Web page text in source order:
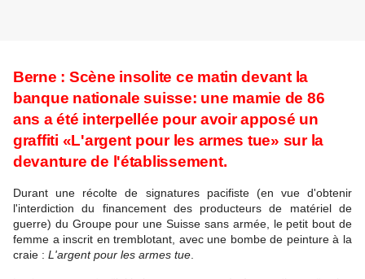
Berne : Scène insolite ce matin devant la
banque nationale suisse: une mamie de 86
ans a été interpellée pour avoir apposé un
graffiti «L'argent pour les armes tue» sur la
devanture de l'établissement.
Durant une récolte de signatures pacifiste (en vue d'obtenir
l'interdiction du financement des producteurs de matériel de
guerre) du Groupe pour une Suisse sans armée, le petit bout de
femme a inscrit en tremblotant, avec une bombe de peinture à la
craie : L'argent pour les armes tue